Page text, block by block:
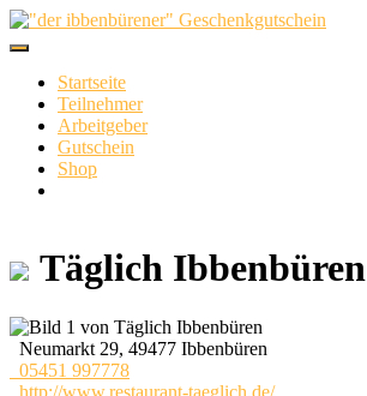
Skip
to
Startseite
Teilnehmer
Arbeitgeber
Gutschein
Shop
Täglich Ibbenbüren
Neumarkt 29, 49477 Ibbenbüren
05451 997778
http://www.restaurant-taeglich.de/